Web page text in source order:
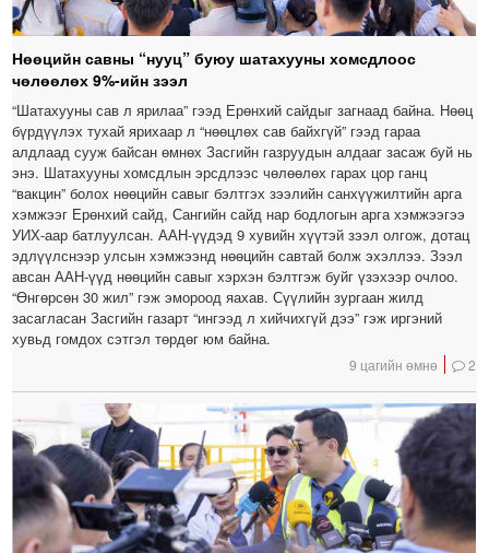
Нөөцийн савны “нууц” буюу шатахууны хомсдлоос
чөлөөлөх 9%-ийн зээл
“Шатахууны сав л ярилаа” гээд Ерөнхий сайдыг загнаад байна. Нөөц
бүрдүүлэх тухай ярихаар л “нөөцлөх сав байхгүй” гээд гараа
алдлаад сууж байсан өмнөх Засгийн газруудын алдааг засаж буй нь
энэ. Шатахууны хомсдлын эрсдлээс чөлөөлөх гарах цор ганц
“вакцин” болох нөөцийн савыг бэлтгэх зээлийн санхүүжилтийн арга
хэмжээг Ерөнхий сайд, Сангийн сайд нар бодлогын арга хэмжээгээ
УИХ-аар батлуулсан. ААН-үүдэд 9 хувийн хүүтэй зээл олгож, дотац
эдлүүлснээр улсын хэмжээнд нөөцийн савтай болж эхэллээ. Зээл
авсан ААН-үүд нөөцийн савыг хэрхэн бэлтгэж буйг үзэхээр очлоо.
“Өнгөрсөн 30 жил” гэж эмороод яахав. Сүүлийн зургаан жилд
засагласан Засгийн газарт “ингээд л хийчихгүй дээ” гэж иргэний
хувьд гомдох сэтгэл төрдөг юм байна.
9 цагийн өмнө 2